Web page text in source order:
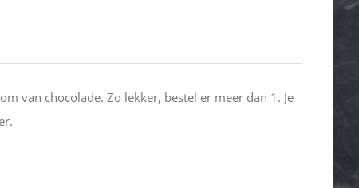
van chocolade. Zo lekker, bestel er meer dan 1. Je